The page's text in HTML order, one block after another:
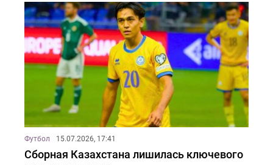
Футбол 15.07.2026, 17:41
Сборная Казахстана лишилась ключевого